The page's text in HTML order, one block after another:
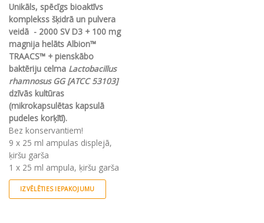
Unikāls, spēcīgs bioaktīvs
komplekss šķidrā un pulvera
veidā - 2000 SV D3 + 100 mg
magnija helāts Albion™
TRAACS™ + pienskābo
baktēriju celma Lactobacillus
rhamnosus GG [ATCC 53103]
dzīvās kultūras
(mikrokapsulētas kapsulā
pudeles korķītī).
Bez konservantiem!
9 x 25 ml ampulas displejā,
ķiršu garša
1 x 25 ml ampula, ķiršu garša
IZVĒLĒTIES IEPAKOJUMU